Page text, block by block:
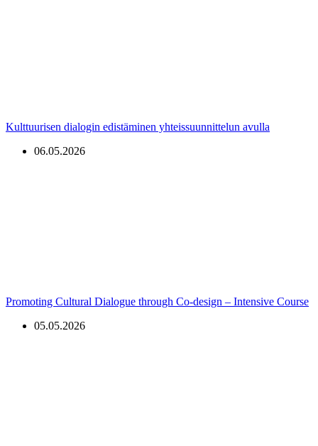
Kulttuurisen dialogin edistäminen yhteissuunnittelun avulla
06.05.2026
Promoting Cultural Dialogue through Co-design – Intensive Course
05.05.2026